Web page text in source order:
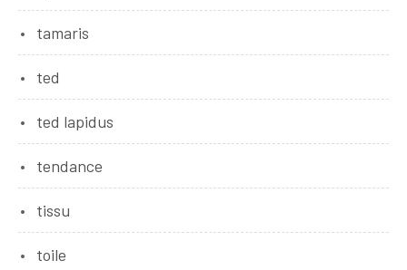
tamaris
ted
ted lapidus
tendance
tissu
toile